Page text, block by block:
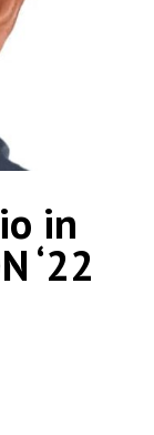
in
‘22